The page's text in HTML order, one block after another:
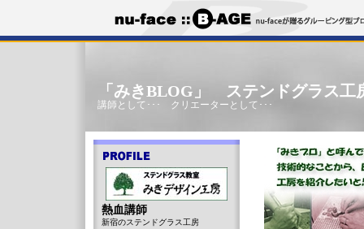
「みきBLOG」 ステンドグラス工
講師として･･･ クリエーターとして･･･
熱血講師
新宿のステンドグラス工房